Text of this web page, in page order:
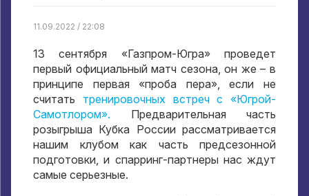
11.09.2022 / 22:08
13 сентября «Газпром-Югра» проведет
первый официальный матч сезона, он же – в
принципе первая «проба пера», если не
считать тренировочных встреч с «Югрой-
Самотлором». Предварительная часть
розыгрыша Кубка России рассматривается
нашим клубом как часть предсезонной
подготовки, и спарринг-партнеры нас ждут
самые серьезные.